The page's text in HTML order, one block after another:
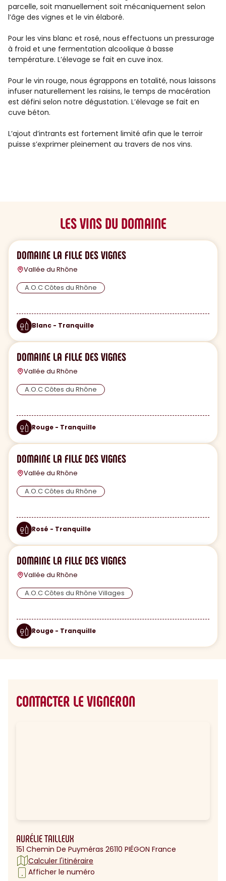
parcelle, soit manuellement soit mécaniquement selon
l’âge des vignes et le vin élaboré.
Pour les vins blanc et rosé, nous effectuons un pressurage
à froid et une fermentation alcoolique à basse
température. L’élevage se fait en cuve inox.
Pour le vin rouge, nous égrappons en totalité, nous laissons
infuser naturellement les raisins, le temps de macération
est défini selon notre dégustation. L’élevage se fait en
cuve béton.
L’ajout d’intrants est fortement limité afin que le terroir
puisse s’exprimer pleinement au travers de nos vins.
LES VINS DU DOMAINE
DOMAINE LA FILLE DES VIGNES
Vallée du Rhône
A.O.C Côtes du Rhône
Blanc - Tranquille
DOMAINE LA FILLE DES VIGNES
Vallée du Rhône
A.O.C Côtes du Rhône
Rouge - Tranquille
DOMAINE LA FILLE DES VIGNES
Vallée du Rhône
A.O.C Côtes du Rhône
Rosé - Tranquille
DOMAINE LA FILLE DES VIGNES
Vallée du Rhône
A.O.C Côtes du Rhône Villages
Rouge - Tranquille
CONTACTER LE VIGNERON
AURÉLIE TAILLEUX
151 Chemin De Puyméras 26110 PIÉGON France
Calculer l'itinéraire
Afficher le numéro